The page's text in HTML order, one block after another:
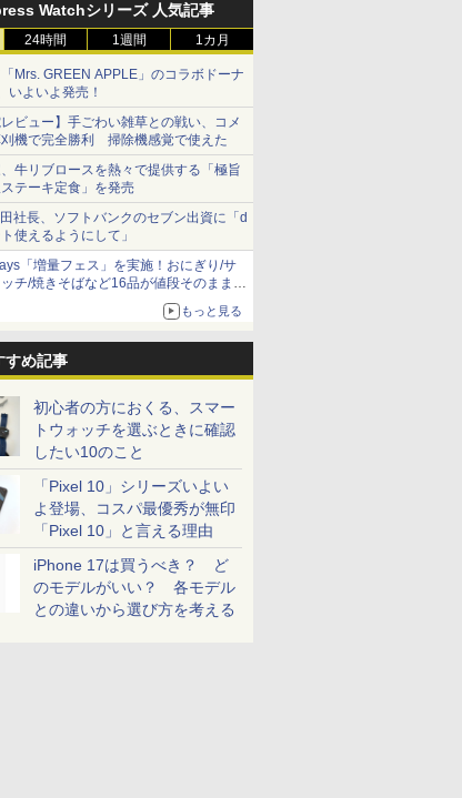
Watchシリーズ 人気記事
24時間 1週間 1カ月
「Mrs. GREEN APPLE」のコラボドーナ
いよいよ発売！
レビュー】手ごわい雑草との戦い、コメ
刈機で完全勝利 掃除機感覚で使えた
牛リブロースを熱々で提供する「極旨
テーキ定食」を発売
社長、ソフトバンクのセブン出資に「d
使えるようにして」
「増量フェス」を実施！おにぎり/サ
チ/焼きそばなど16品が値段そのままで
もっと見る
すめ記事
初心者の方におくる、スマー
トウォッチを選ぶときに確認
したい10のこと
「Pixel 10」シリーズいよい
よ登場、コスパ最優秀が無印
「Pixel 10」と言える理由
iPhone 17は買うべき？ ど
のモデルがいい？ 各モデル
との違いから選び方を考える